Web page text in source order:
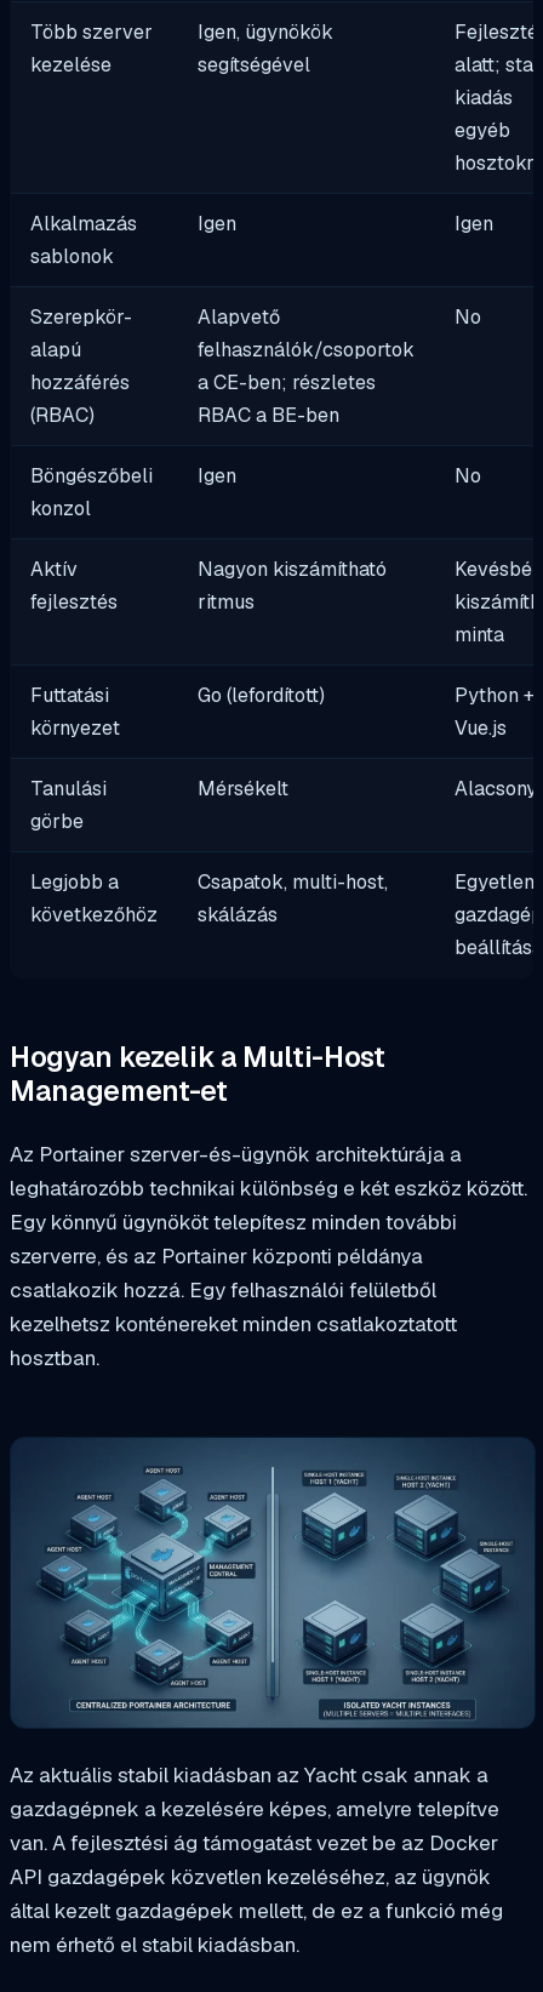
Több szerver
kezelése
Igen, ügynökök
segítségével
alatt;
kiadás
egyéb
Alkalmazás
sablonok
Igen Igen
Szerepkör-
alapú
hozzáférés
(RBAC)
Alapvető
felhasználók/csoportok
a CE-ben; részletes
RBAC a BE-ben
No
Böngészőbeli
konzol
Igen No
Aktív
fejlesztés
Nagyon kiszámítható
ritmus
Kevésbé
minta
Futtatási
környezet
Go (lefordított)
Python +
Vue.js
Tanulási
görbe
Mérsékelt Alacsony
Legjobb a
következőhöz
Csapatok, multi-host,
skálázás
Egyetlen
gazdagép
Hogyan kezelik a Multi-Host
Management-et
Az Portainer szerver-és-ügynök architektúrája a
leghatározóbb technikai különbség e két eszköz között.
Egy könnyű ügynököt telepítesz minden további
szerverre, és az Portainer központi példánya
csatlakozik hozzá. Egy felhasználói felületből
kezelhetsz konténereket minden csatlakoztatott
hosztban.
Az aktuális stabil kiadásban az Yacht csak annak a
gazdagépnek a kezelésére képes, amelyre telepítve
van. A fejlesztési ág támogatást vezet be az Docker
API gazdagépek közvetlen kezeléséhez, az ügynök
által kezelt gazdagépek mellett, de ez a funkció még
nem érhető el stabil kiadásban.